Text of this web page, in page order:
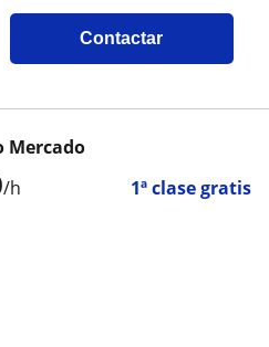
Contactar
/h 1ª clase gratis
Mercado